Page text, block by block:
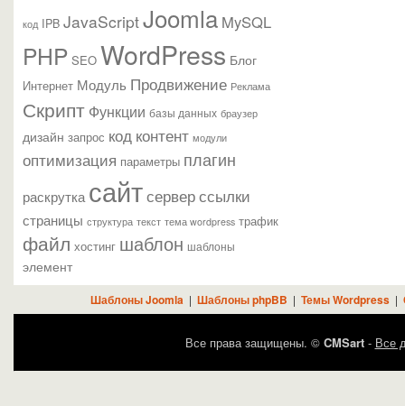
код IPB JavaScriptJoomla MySQL
PHP SEO WordPress Блог
Интернет Модуль Продвижение Реклама
Скрипт Функции базы данных браузер
дизайн запрос код контент модули
оптимизация параметры плагин
раскрутка сайтсерверссылки
страницы структура текст тема wordpress трафик
файл хостинг шаблон шаблоны
элемент
Шаблоны Joomla | Шаблоны phpBB | Темы Wordpress|
Все права защищены. © CMSart- Все